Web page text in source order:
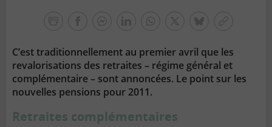
lien
C’est traditionnellement au premier avril que les
revalorisations des retraites – régime général et
complémentaire – sont annoncées. Le point sur les
nouvelles pensions pour 2011.
Retraites complémentaires